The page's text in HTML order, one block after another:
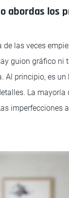
abordas los
de las veces
guion gráfico
Al principio, es
La
imperfecciones